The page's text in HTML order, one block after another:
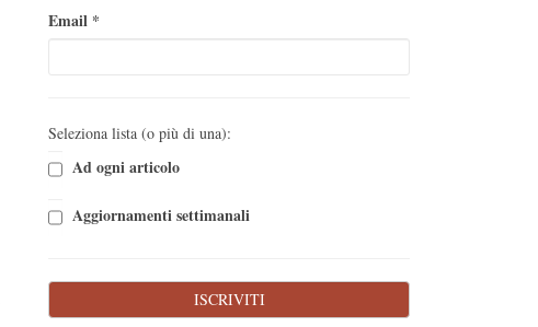
Email *
Seleziona lista (o più di una):
Ad ogni articolo
Aggiornamenti settimanali